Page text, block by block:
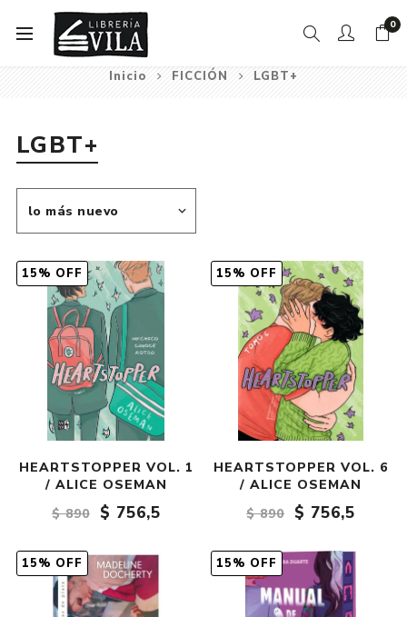
0
Inicio FICCIÓN LGBT+
LGBT+
15% OFF
HEARTSTOPPER VOL. 1
/ ALICE OSEMAN
$ 890
$ 756,5
15% OFF
HEARTSTOPPER VOL. 6
/ ALICE OSEMAN
$ 890
$ 756,5
15% OFF 15% OFF